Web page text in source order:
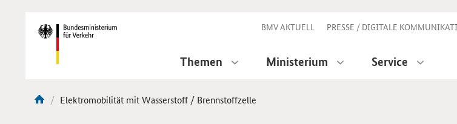
Navigation BMV AKTUELL PRESSE / DIGITALE
Themen Ministerium Service
Aktuelle
Elektromobilität mit Wasserstoff / Brennstoffzelle